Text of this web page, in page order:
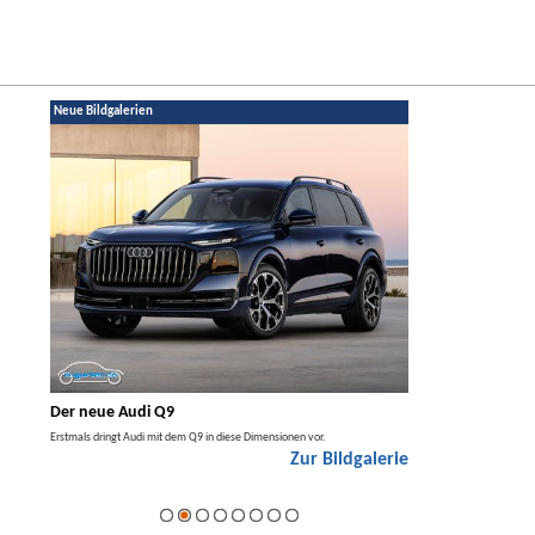
Neue Bildgalerien
Der neue Audi Q9
Erstmals dringt Audi mit dem Q9 in diese Dimensionen vor.
Zur Bildgalerie